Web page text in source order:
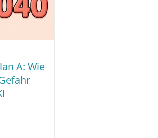
A: Wie